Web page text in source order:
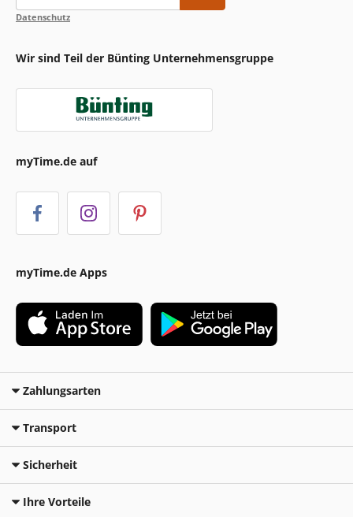
Datenschutz
Wir sind Teil der Bünting Unternehmensgruppe
myTime.de auf
myTime.de Apps
Zahlungsarten
Transport
Sicherheit
Ihre Vorteile